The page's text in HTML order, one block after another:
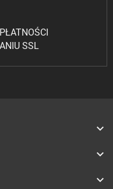
SSL


